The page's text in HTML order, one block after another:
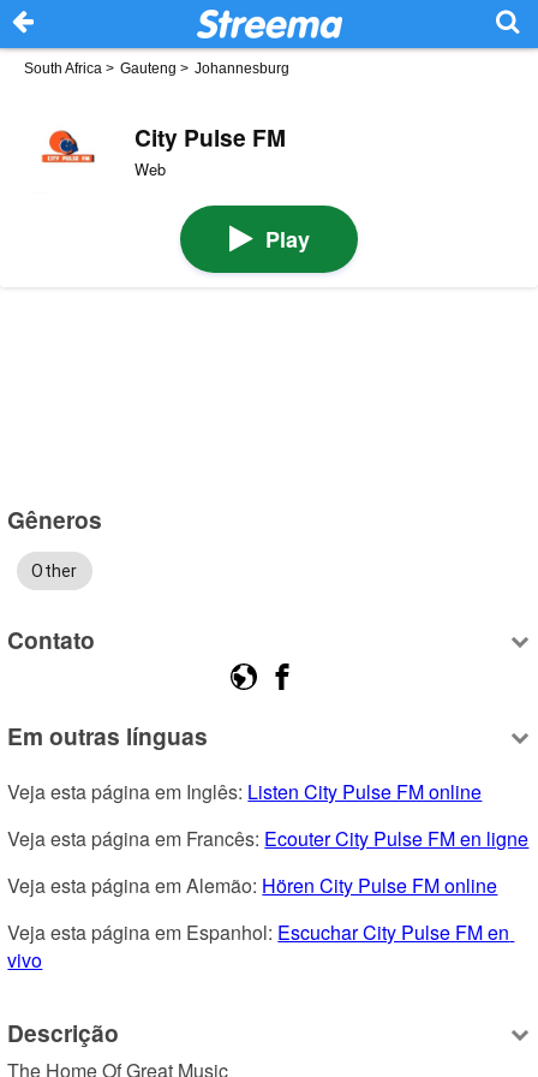
South Africa > Gauteng > Johannesburg
City Pulse FM
Web
Play
Gêneros
Other
Contato
Em outras línguas
Veja esta página em Inglês: Listen City Pulse FM online
Veja esta página em Francês: Ecouter City Pulse FM en ligne
Veja esta página em Alemão: Hören City Pulse FM online
Veja esta página em Espanhol: Escuchar City Pulse FM en
vivo
Descrição
The Home Of Great Music